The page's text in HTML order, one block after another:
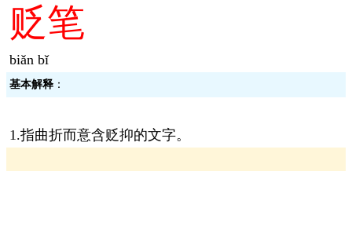
贬笔
biǎn bǐ
基本解释 ：
1.指曲折而意含贬抑的文字。